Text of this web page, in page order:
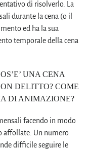
di risolverlo. La
durante la cena (o il
ed ha la sua
temporale della cena
UNA CENA
DELITTO? COME
DI ANIMAZIONE?
facendo in modo
affollate. Un numero
difficile seguire le